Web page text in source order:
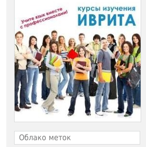
Облако меток